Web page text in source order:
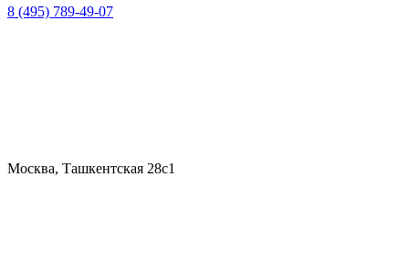
8 (495) 789-49-07
Москва, Ташкентская 28с1